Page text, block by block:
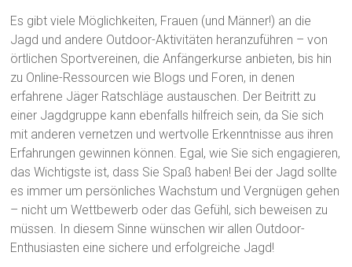
Es gibt viele Möglichkeiten, Frauen (und Männer!) an die
Jagd und andere Outdoor-Aktivitäten heranzuführen – von
örtlichen Sportvereinen, die Anfängerkurse anbieten, bis hin
zu Online-Ressourcen wie Blogs und Foren, in denen
erfahrene Jäger Ratschläge austauschen. Der Beitritt zu
einer Jagdgruppe kann ebenfalls hilfreich sein, da Sie sich
mit anderen vernetzen und wertvolle Erkenntnisse aus ihren
Erfahrungen gewinnen können. Egal, wie Sie sich engagieren,
das Wichtigste ist, dass Sie Spaß haben! Bei der Jagd sollte
es immer um persönliches Wachstum und Vergnügen gehen
– nicht um Wettbewerb oder das Gefühl, sich beweisen zu
müssen. In diesem Sinne wünschen wir allen Outdoor-
Enthusiasten eine sichere und erfolgreiche Jagd!